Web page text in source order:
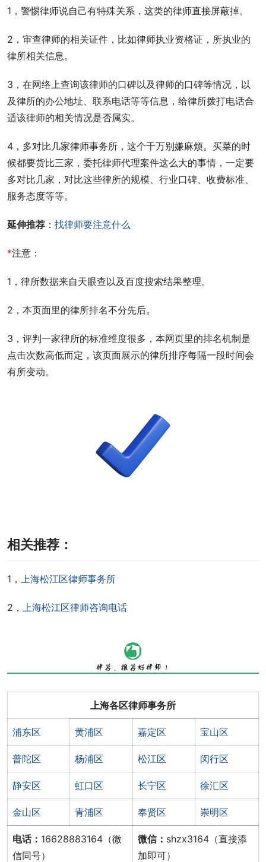
1，警惕律师说自己有特殊关系，这类的律师直接屏蔽掉。
2，审查律师的相关证件，比如律师执业资格证，所执业的
律所相关信息。
3，在网络上查询该律师的口碑以及律师的口碑等情况，以
及律所的办公地址、联系电话等等信息，给律所拨打电话合
适该律师的相关情况是否属实。
4，多对比几家律师事务所，这个千万别嫌麻烦。买菜的时
候都要货比三家，委托律师代理案件这么大的事情，一定要
多对比几家，对比这些律所的规模、行业口碑、收费标准、
服务态度等等。
延伸推荐 ： 找律师要注意什么
*注意：
1，律所数据来自天眼查以及百度搜索结果整理。
2，本页面里的律所排名不分先后。
3，评判一家律所的标准维度很多，本网页里的排名机制是
点击次数高低而定，该页面展示的律所排序每隔一段时间会
有所变动。
相关推荐：
1， 上海松江区律师事务所
2， 上海松江区律师咨询电话
上海各区律师事务所
浦东区 黄浦区 嘉定区 宝山区
普陀区 杨浦区 松江区 闵行区
静安区 虹口区 长宁区 徐汇区
金山区 青浦区 奉贤区 崇明区
电话： 16628883164（微
信同号）
微信： shzx3164（直接添
加即可）